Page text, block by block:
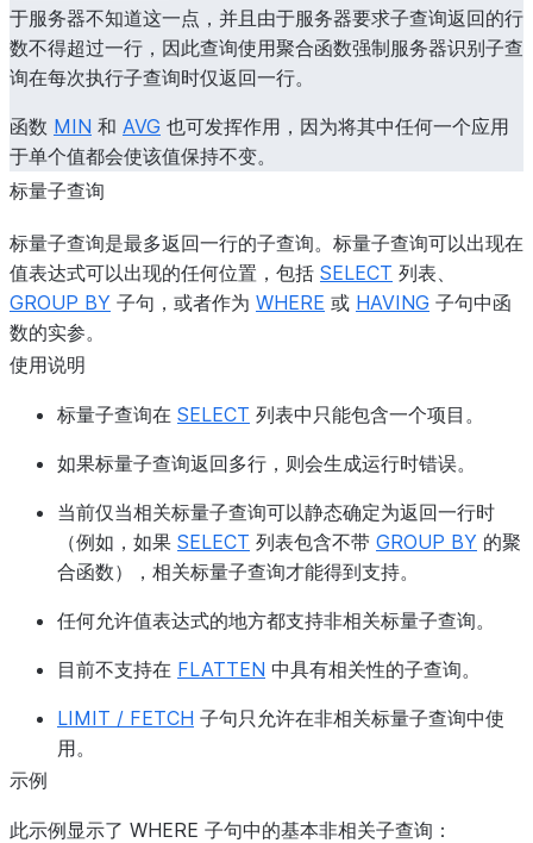
于服务器不知道这一点，并且由于服务器要求子查询返回的行
数不得超过一行，因此查询使用聚合函数强制服务器识别子查
询在每次执行子查询时仅返回一行。
函数 MIN 和 AVG 也可发挥作用，因为将其中任何一个应用
于单个值都会使该值保持不变。
标量子查询
标量子查询是最多返回一行的子查询。标量子查询可以出现在
值表达式可以出现的任何位置，包括 SELECT 列表、
GROUP BY 子句，或者作为 WHERE 或 HAVING 子句中函
数的实参。
使用说明
标量子查询在 SELECT 列表中只能包含一个项目。
如果标量子查询返回多行，则会生成运行时错误。
当前仅当相关标量子查询可以静态确定为返回一行时
（例如，如果 SELECT 列表包含不带 GROUP BY 的聚
合函数），相关标量子查询才能得到支持。
任何允许值表达式的地方都支持非相关标量子查询。
目前不支持在 FLATTEN 中具有相关性的子查询。
LIMIT / FETCH 子句只允许在非相关标量子查询中使
用。
示例
此示例显示了 WHERE 子句中的基本非相关子查询：